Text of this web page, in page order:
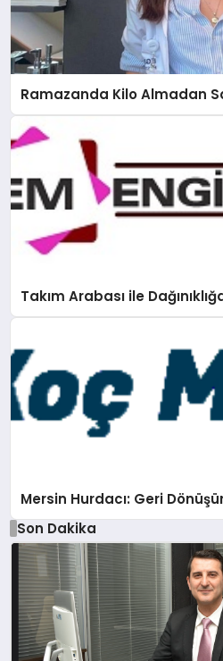
Ramazanda Kilo Almadan
Takım Arabası ile
Mersin Hurdacı: Geri
Son Dakika